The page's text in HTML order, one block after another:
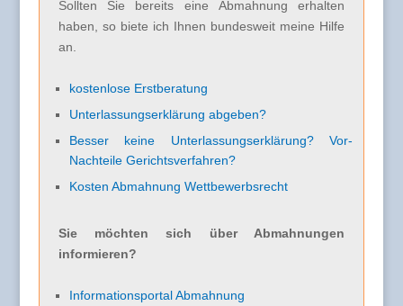
Sollten Sie bereits eine Abmahnung erhalten
haben, so biete ich Ihnen bundesweit meine Hilfe
an.
kostenlose Erstberatung
Unterlassungserklärung abgeben?
Besser keine Unterlassungserklärung? Vor-
Nachteile Gerichtsverfahren?
Kosten Abmahnung Wettbewerbsrecht
Sie möchten sich über Abmahnungen
informieren?
Informationsportal Abmahnung